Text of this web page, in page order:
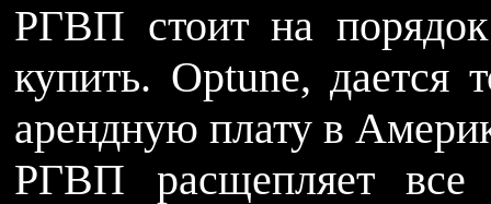
РГВП стоит на
купить. Optune, дается
арендную плату в
РГВП расщепляет все